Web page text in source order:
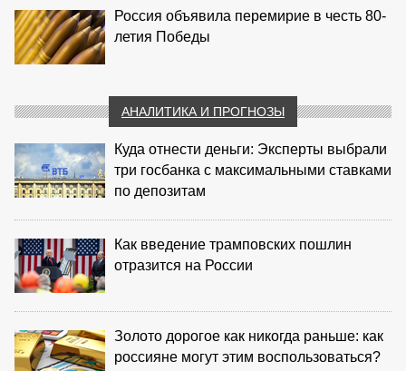
Россия объявила перемирие в честь 80-
летия Победы
АНАЛИТИКА И ПРОГНОЗЫ
Куда отнести деньги: Эксперты выбрали
три госбанка с максимальными ставками
по депозитам
Как введение трамповских пошлин
отразится на России
Золото дорогое как никогда раньше: как
россияне могут этим воспользоваться?